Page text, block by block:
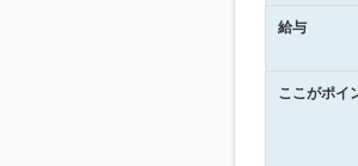
給与
ここがポイ